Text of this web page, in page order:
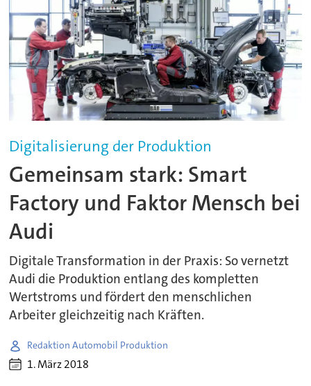
Digitalisierung der Produktion
Gemeinsam stark: Smart
Factory und Faktor Mensch bei
Audi
Digitale Transformation in der Praxis: So vernetzt
Audi die Produktion entlang des kompletten
Wertstroms und fördert den menschlichen
Arbeiter gleichzeitig nach Kräften.
Redaktion Automobil Produktion
1. März 2018